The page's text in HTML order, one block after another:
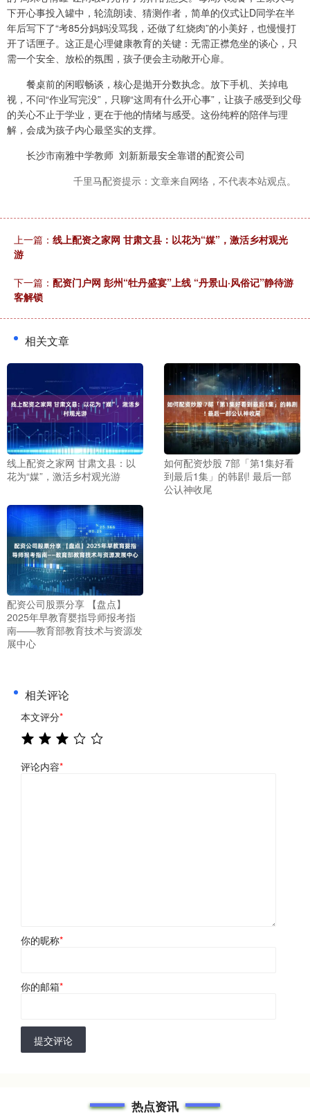
下开心事投入罐中，轮流朗读、猜测作者，简单的仪式让D同学在半
年后写下了“考85分妈妈没骂我，还做了红烧肉”的小美好，也慢慢打
开了话匣子。这正是心理健康教育的关键：无需正襟危坐的谈心，只
需一个安全、放松的氛围，孩子便会主动敞开心扉。
餐桌前的闲暇畅谈，核心是抛开分数执念。放下手机、关掉电
视，不问“作业写完没”，只聊“这周有什么开心事”，让孩子感受到父母
的关心不止于学业，更在于他的情绪与感受。这份纯粹的陪伴与理
解，会成为孩子内心最坚实的支撑。
长沙市南雅中学教师 刘新新最安全靠谱的配资公司
千里马配资提示：文章来自网络，不代表本站观点。
上一篇： 线上配资之家网 甘肃文县：以花为“媒”，激活乡村观光
游
下一篇： 配资门户网 彭州“牡丹盛宴”上线 “丹景山·风俗记”静待游
客解锁
相关文章
线上配资之家网 甘肃文县：以
花为“媒”，激活乡村观光游
如何配资炒股 7部「第1集好看
到最后1集」的韩剧! 最后一部
公认神收尾
配资公司股票分享 【盘点】
2025年早教育婴指导师报考指
南——教育部教育技术与资源发
展中心
相关评论
本文评分*
评论内容*
你的昵称*
你的邮箱*
提交评论
热点资讯